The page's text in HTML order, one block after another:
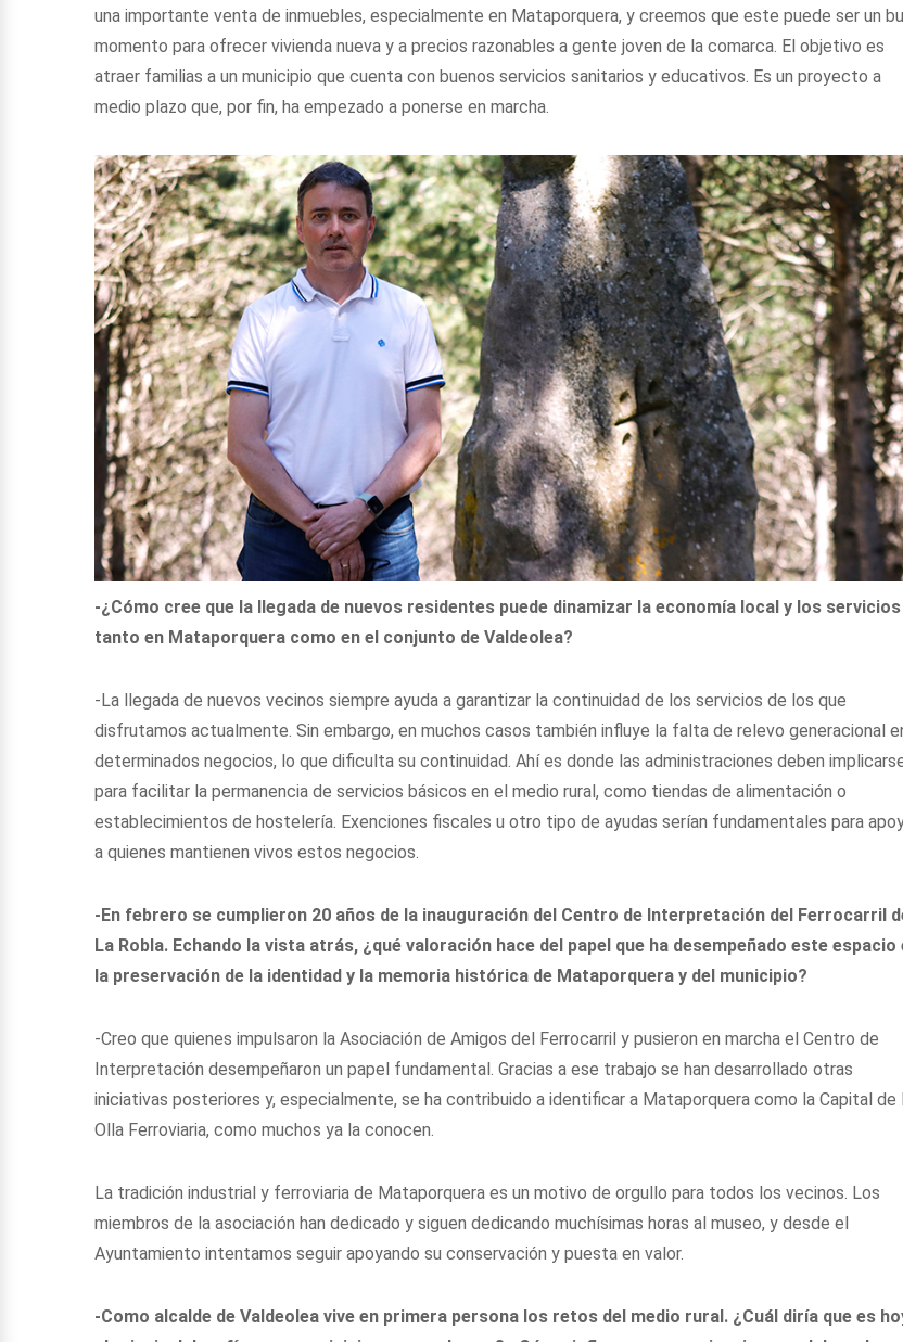
una importante venta de inmuebles, especialmente en Mataporquera, y creemos que este puede ser un
momento para ofrecer vivienda nueva y a precios razonables a gente joven de la comarca. El objetivo es
atraer familias a un municipio que cuenta con buenos servicios sanitarios y educativos. Es un proyecto a
medio plazo que, por fin, ha empezado a ponerse en marcha.
-¿Cómo cree que la llegada de nuevos residentes puede dinamizar la economía local y los servicios
tanto en Mataporquera como en el conjunto de Valdeolea?
-La llegada de nuevos vecinos siempre ayuda a garantizar la continuidad de los servicios de los que
disfrutamos actualmente. Sin embargo, en muchos casos también influye la falta de relevo generacional
determinados negocios, lo que dificulta su continuidad. Ahí es donde las administraciones deben
para facilitar la permanencia de servicios básicos en el medio rural, como tiendas de alimentación o
establecimientos de hostelería. Exenciones fiscales u otro tipo de ayudas serían fundamentales para
a quienes mantienen vivos estos negocios.
-En febrero se cumplieron 20 años de la inauguración del Centro de Interpretación del Ferrocarril
La Robla. Echando la vista atrás, ¿qué valoración hace del papel que ha desempeñado este espacio
la preservación de la identidad y la memoria histórica de Mataporquera y del municipio?
-Creo que quienes impulsaron la Asociación de Amigos del Ferrocarril y pusieron en marcha el Centro de
Interpretación desempeñaron un papel fundamental. Gracias a ese trabajo se han desarrollado otras
iniciativas posteriores y, especialmente, se ha contribuido a identificar a Mataporquera como la Capital de
Olla Ferroviaria, como muchos ya la conocen.
La tradición industrial y ferroviaria de Mataporquera es un motivo de orgullo para todos los vecinos. Los
miembros de la asociación han dedicado y siguen dedicando muchísimas horas al museo, y desde el
Ayuntamiento intentamos seguir apoyando su conservación y puesta en valor.
-Como alcalde de Valdeolea vive en primera persona los retos del medio rural. ¿Cuál diría que es